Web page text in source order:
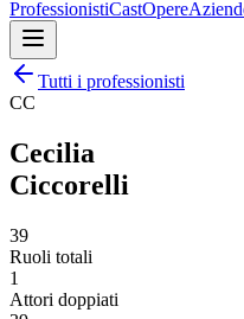
ProfessionistiCastOpere
Tutti i professionisti
CC
Cecilia
Ciccorelli
39
Ruoli totali
1
Attori doppiati